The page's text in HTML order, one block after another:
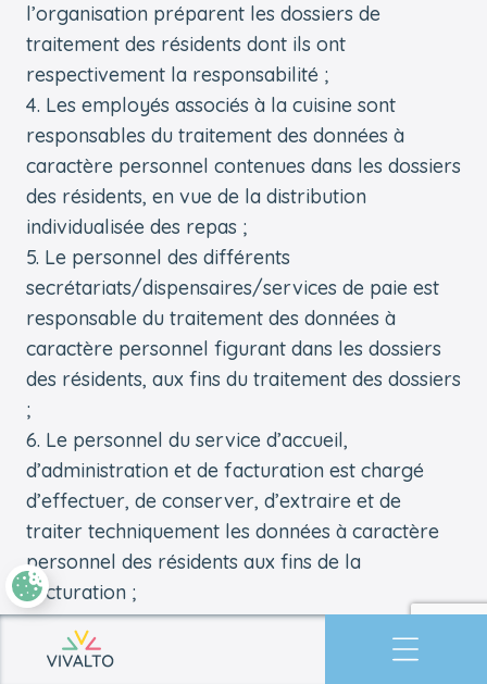
Retourner à l'accueil
l’organisation préparent les dossiers de
traitement des résidents dont ils ont
respectivement la responsabilité ;
Les employés associés à la cuisine sont
responsables du traitement des données à
caractère personnel contenues dans les dossiers
des résidents, en vue de la distribution
individualisée des repas ;
Le personnel des différents
secrétariats/dispensaires/services de paie est
responsable du traitement des données à
caractère personnel figurant dans les dossiers
des résidents, aux fins du traitement des dossiers
;
Le personnel du service d’accueil,
d’administration et de facturation est chargé
d’effectuer, de conserver, d’extraire et de
traiter techniquement les données à caractère
personnel des résidents aux fins de la
facturation ;
Le personnel du service social est
responsable de la conduite, du stockage, de la